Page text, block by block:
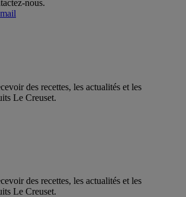
nous.
des recettes, les actualités et les
Le Creuset.
des recettes, les actualités et les
Le Creuset.